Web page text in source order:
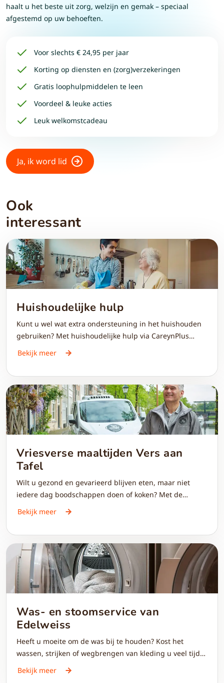
haalt u het beste uit zorg, welzijn en gemak – speciaal
afgestemd op uw behoeften.
Voor slechts € 24,95 per jaar
Korting op diensten en (zorg)verzekeringen
Gratis loophulpmiddelen te leen
Voordeel & leuke acties
Leuk welkomstcadeau
Ja, ik word lid
Ook
interessant
Huishoudelijke hulp
Kunt u wel wat extra ondersteuning in het huishouden
gebruiken? Met huishoudelijke hulp via CareynPlus
vindt u eenvoudig een betrouwbare hulp die past bij uw
wensen en situatie. Of het nu gaat om schoonmaken,
samen zorgen we ervoor dat uw huis schoon en
comfortabel blijft.
Bekijk meer
Vriesverse maaltijden Vers aan
Tafel
Wilt u gezond en gevarieerd blijven eten, maar niet
iedere dag boodschappen doen of koken? Met de
vriesverse maaltijden van Vers aan Tafel heeft u altijd
een lekkere maaltijd in huis. De maaltijden worden vers
en zijn eenvoudig te verwarmen. Geniet van gemak én
lekker eten.
Bekijk meer
Was- en stoomservice van
Edelweiss
Heeft u moeite om de was bij te houden? Kost het
wassen, strijken of wegbrengen van kleding u veel tijd
en energie? Met de was- en stoomservice van Edelweiss
hoeft u daar niet meer aan te denken. Uw kleding,
Bekijk meer